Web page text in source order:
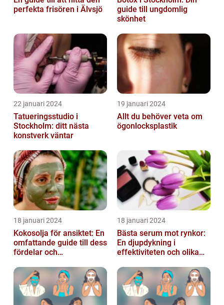
perfekta frisören i Älvsjö
guide till ungdomlig
skönhet
22 januari 2024
Tatueringsstudio i
Stockholm: ditt nästa
konstverk väntar
19 januari 2024
Allt du behöver veta om
ögonlocksplastik
18 januari 2024
Kokosolja för ansiktet: En
omfattande guide till dess
fördelar och
18 januari 2024
Bästa serum mot rynkor:
En djupdykning i
effektiviteten och olika